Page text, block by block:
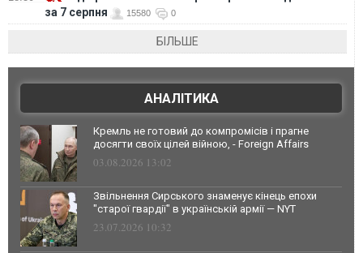
за 7 серпня
15580 0
БІЛЬШЕ
АНАЛІТИКА
Кремль не готовий до компромісів і прагне
досягти своїх цілей війною, - Foreign Affairs
03.08.2026 13:02
Звільнення Сирського знаменує кінець епохи
"старої гвардії" в українській армії — NYT
23.07.2026 10:32